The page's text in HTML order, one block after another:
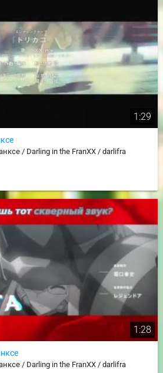
1:29
/ Darling in the FranXX / darlifra
1:28
/ Darling in the FranXX / darlifra